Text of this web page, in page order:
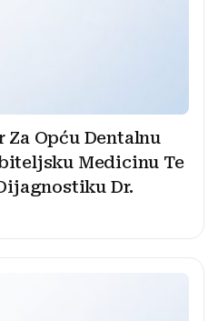
Opću Dentalnu
Medicinu Te
Dr.